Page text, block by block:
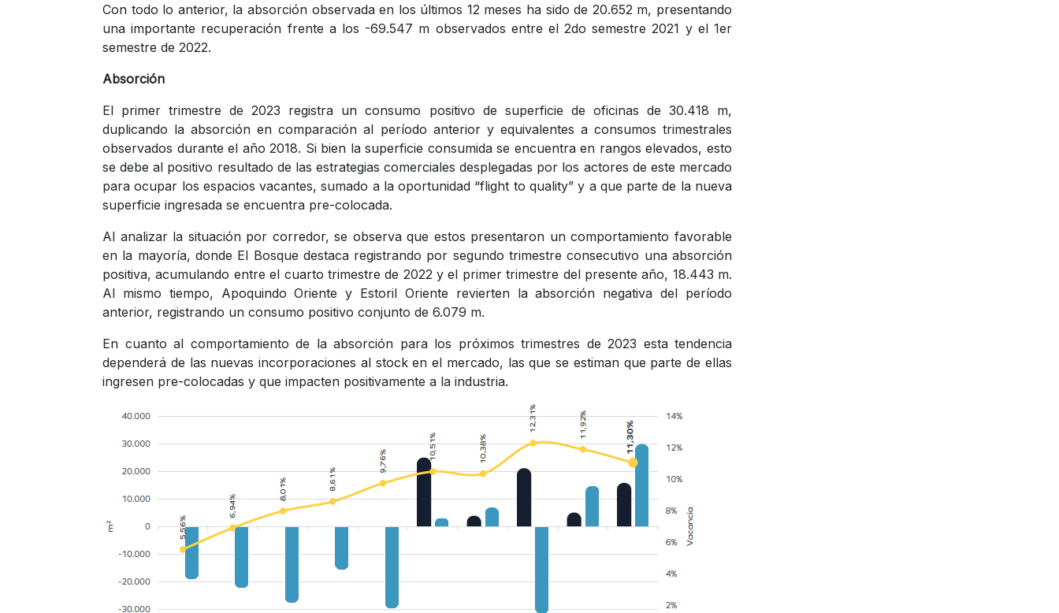
Con todo lo anterior, la absorción observada en los últimos 12 meses ha sido de 20.652 m, presentando
una importante recuperación frente a los -69.547 m observados entre el 2do semestre 2021 y el 1er
semestre de 2022.
Absorción
El primer trimestre de 2023 registra un consumo positivo de superficie de oficinas de 30.418 m,
duplicando la absorción en comparación al período anterior y equivalentes a consumos trimestrales
observados durante el año 2018. Si bien la superficie consumida se encuentra en rangos elevados, esto
se debe al positivo resultado de las estrategias comerciales desplegadas por los actores de este mercado
para ocupar los espacios vacantes, sumado a la oportunidad “flight to quality” y a que parte de la nueva
superficie ingresada se encuentra pre-colocada.
Al analizar la situación por corredor, se observa que estos presentaron un comportamiento favorable
en la mayoría, donde El Bosque destaca registrando por segundo trimestre consecutivo una absorción
positiva, acumulando entre el cuarto trimestre de 2022 y el primer trimestre del presente año, 18.443 m.
Al mismo tiempo, Apoquindo Oriente y Estoril Oriente revierten la absorción negativa del período
anterior, registrando un consumo positivo conjunto de 6.079 m.
En cuanto al comportamiento de la absorción para los próximos trimestres de 2023 esta tendencia
dependerá de las nuevas incorporaciones al stock en el mercado, las que se estiman que parte de ellas
ingresen pre-colocadas y que impacten positivamente a la industria.